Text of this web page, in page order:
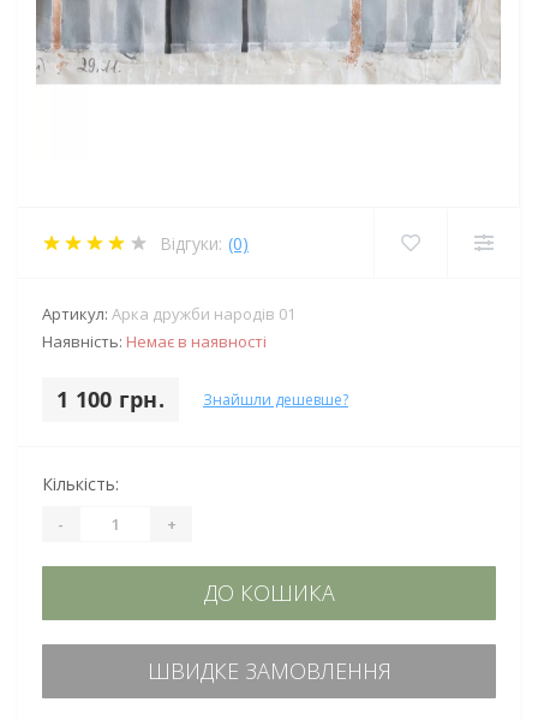
Відгуки: (0)
Артикул: Арка дружби народів 01
Наявність: Немає в наявності
1 100 грн. Знайшли дешевше?
Кількість:
- +
ДО КОШИКА
ШВИДКЕ ЗАМОВЛЕННЯ